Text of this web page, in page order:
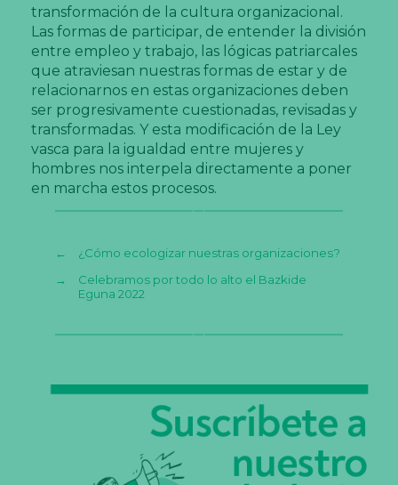
transformación de la cultura organizacional.
Las formas de participar, de entender la división
entre empleo y trabajo, las lógicas patriarcales
que atraviesan nuestras formas de estar y de
relacionarnos en estas organizaciones deben
ser progresivamente cuestionadas, revisadas y
transformadas. Y esta modificación de la Ley
vasca para la igualdad entre mujeres y
hombres nos interpela directamente a poner
en marcha estos procesos.
←
¿Cómo ecologizar nuestras organizaciones?
→
Celebramos por todo lo alto el Bazkide
Eguna 2022